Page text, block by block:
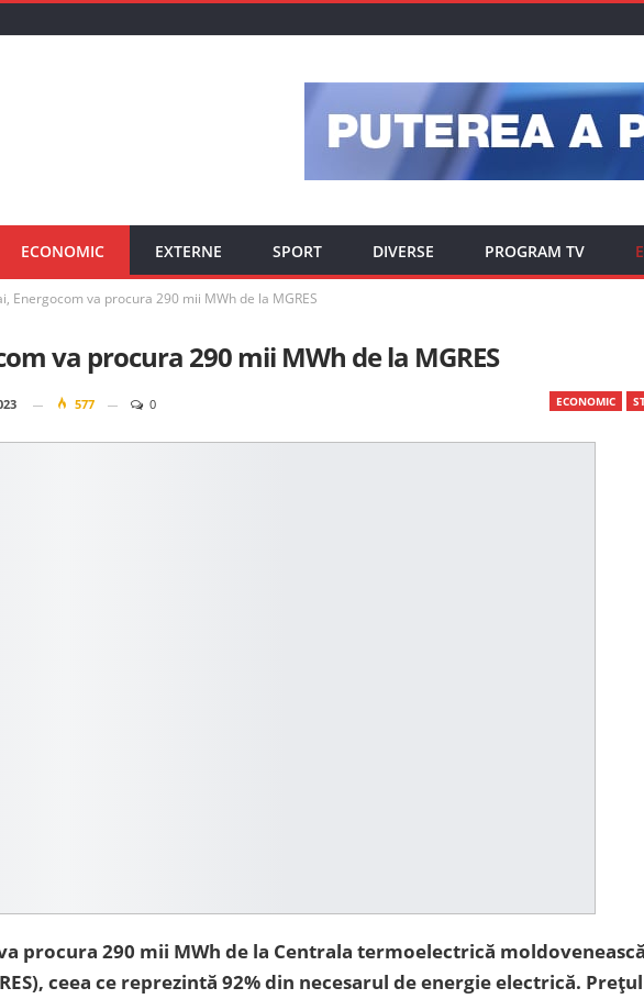
ECONOMIC EXTERNE SPORT DIVERSE PROGRAM TV
Energocom va procura 290 mii MWh de la MGRES
va procura 290 mii MWh de la MGRES
ECONOMIC
577 0
procura 290 mii MWh de la Centrala termoelectrică moldovenească
ceea ce reprezintă 92% din necesarul de energie electrică. Prețul